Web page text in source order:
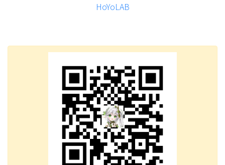
HoYoLAB